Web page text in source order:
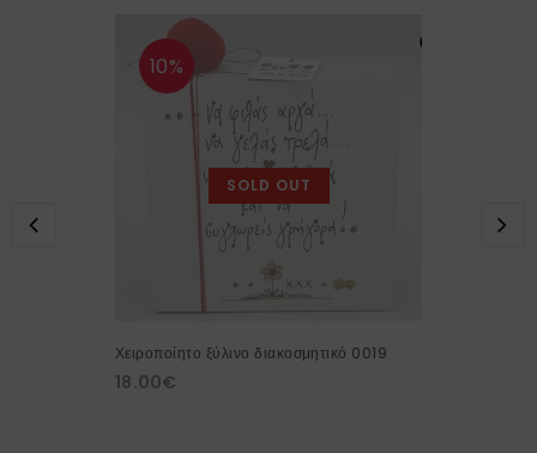
10%
SOLD OUT
Χειροποίητο ξύλινο διακοσμητικό 0019
18.00€